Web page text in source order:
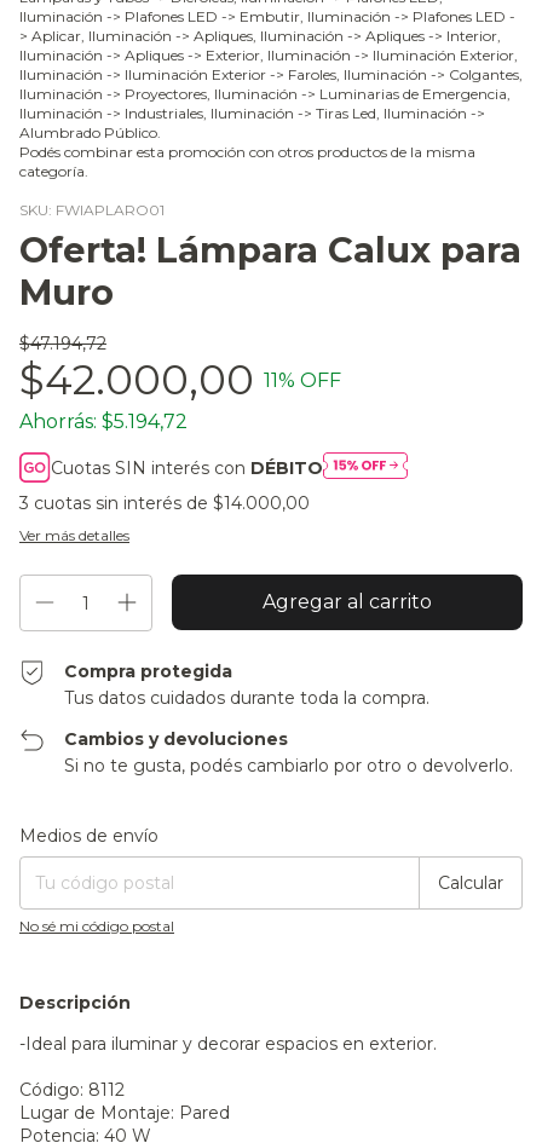
Iluminación -> Plafones LED -> Embutir, Iluminación -> Plafones LED -
> Aplicar, Iluminación -> Apliques, Iluminación -> Apliques -> Interior,
Iluminación -> Apliques -> Exterior, Iluminación -> Iluminación Exterior,
Iluminación -> Iluminación Exterior -> Faroles, Iluminación -> Colgantes,
Iluminación -> Proyectores, Iluminación -> Luminarias de Emergencia,
Iluminación -> Industriales, Iluminación -> Tiras Led, Iluminación ->
Alumbrado Público.
Podés combinar esta promoción con otros productos de la misma
categoría.
SKU: FWIAPLARO01
Oferta! Lámpara Calux para
Muro
$47.194,72
$42.000,00 11% OFF
Ahorrás: $5.194,72
Cuotas SIN interés con DÉBITO
3 cuotas sin interés de $14.000,00
Ver más detalles
Compra protegida
Tus datos cuidados durante toda la compra.
Cambios y devoluciones
Si no te gusta, podés cambiarlo por otro o devolverlo.
Entregas para el CP:
Medios de envío
Calcular
No sé mi código postal
Descripción
-Ideal para iluminar y decorar espacios en exterior.
Código: 8112
Lugar de Montaje: Pared
Potencia: 40 W